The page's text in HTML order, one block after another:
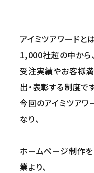
アイミツアワードと
1,000社超の中から、
受注実績やお客様
出・表彰する制度です
今回のアイミツア
なり、
ホームページ制作
業より、